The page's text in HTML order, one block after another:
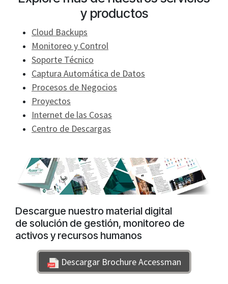
y productos
Cloud Backups
Monitoreo y Control
Soporte Técnico
Captura Automática de Datos
Procesos de Negocios
Proyectos
Internet de las Cosas
Centro de Descargas
Descargue nuestro material digital
de solución de gestión, monitoreo de
activos y recursos humanos
Descargar Brochure Accessman